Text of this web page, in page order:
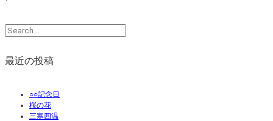
最近の投稿
○○記念日
桜の花
三寒四温